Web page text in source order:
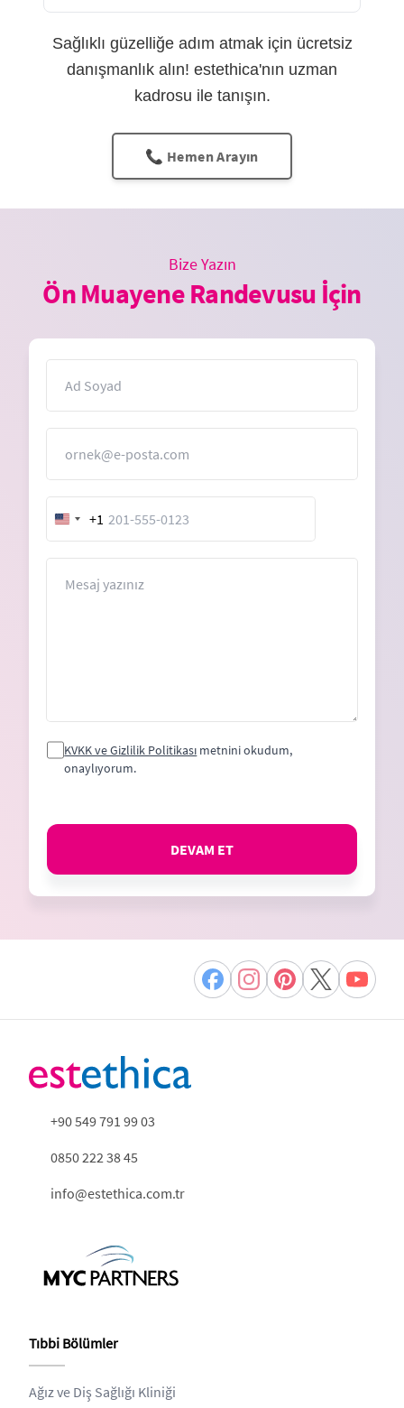
Sağlıklı güzelliğe adım atmak için ücretsiz
danışmanlık alın! estethica'nın uzman
kadrosu ile tanışın.
📞 Hemen Arayın
Bize Yazın
Ön Muayene Randevusu İçin
United
States
+1
KVKK ve Gizlilik Politikası metnini okudum,
onaylıyorum.
DEVAM ET
+90 549 791 99 03
0850 222 38 45
info@estethica.com.tr
Tıbbi Bölümler
Ağız ve Diş Sağlığı Kliniği